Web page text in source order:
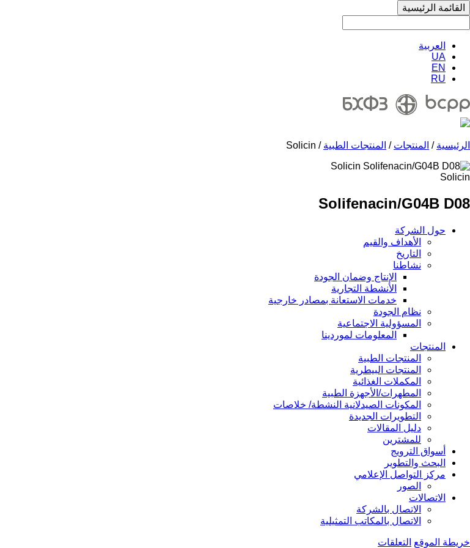
القائمة الرئيسية
العربية
UA
EN
RU
الرئيسية / المنتجات / المنتجات الطبية / Solicin
Solicin
Solifenacin/G04B D08
حول الشركة
الأهداف والقيم
التاريخ
نشاطنا
الإنتاج وضمان الجودة
الأنشطة التجارية
خدمات الاستعانة بمصادر خارجية
نظام الجودة
المسؤولية الاجتماعية
المعلومات لموردينا
المنتجات
المنتجات الطبية
المنتجات البيطرية
المكملات الغذائية
المطهرات/الأجهزة الطبية
المكونات الصيدلانية النشطة/ خلاصات
التطويرات الجديدة
دليل المقالات
للمشترين
أسواق الترويج
البحث والتطوير
مركز التواصل الإعلامي
الصور
الاتصالات
الاتصال بالشركة
الاتصال بالمكاتب التمثيلية
خريطة الموقع التعلقات